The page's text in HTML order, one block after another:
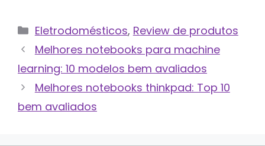
Categorias
Eletrodomésticos, Review de produtos
Melhores notebooks para machine
learning: 10 modelos bem avaliados
Melhores notebooks thinkpad: Top 10
bem avaliados